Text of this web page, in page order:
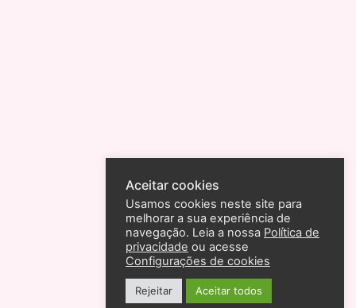
Aceitar cookies
Usamos cookies neste site para
melhorar a sua experiência de
navegação. Leia a nossa Política de
privacidade ou acesse
Configurações de cookies
Rejeitar Aceitar todos